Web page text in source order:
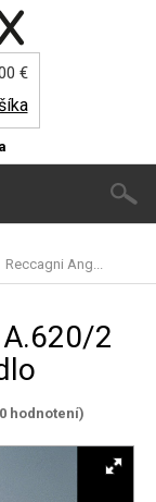
€
Reccagni Ang...
2
hodnotení)